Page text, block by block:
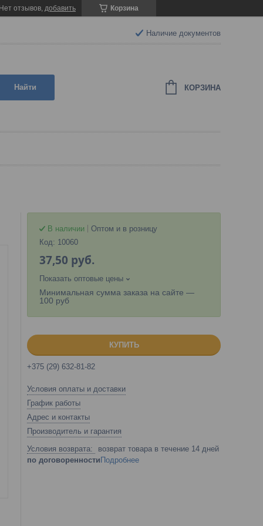
Корзина
отзывов, добавить
Наличие документов
Найти КОРЗИНА
В наличии
Оптом и в розницу
Код: 10060
37,50 руб.
Показать оптовые цены
Минимальная сумма заказа на сайте —
100 руб
КУПИТЬ
+375 (29) 632-81-82
Условия оплаты и доставки
График работы
Адрес и контакты
Производитель и гарантия
возврат товара в течение 14 дней
по договоренности Подробнее